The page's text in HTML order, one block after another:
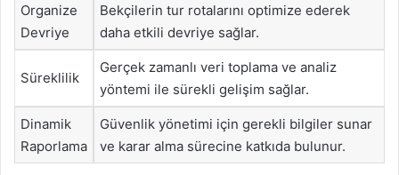
Organize
Devriye
Bekçilerin tur rotalarını optimize ederek
daha etkili devriye sağlar.
Süreklilik
Gerçek zamanlı veri toplama ve analiz
yöntemi ile sürekli gelişim sağlar.
Dinamik
Raporlama
Güvenlik yönetimi için gerekli bilgiler sunar
ve karar alma sürecine katkıda bulunur.